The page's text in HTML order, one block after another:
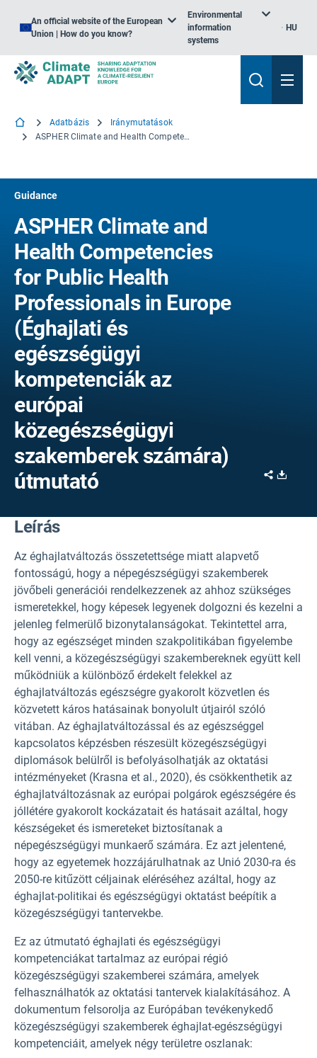
An official website of the European
Union | How do you know?
Environmental
information
systems
HU
Adatbázis
Iránymutatások
ASPHER Climate and Health Competencies for Public Health Professionals in Europe (Éghajlati és egészségügyi kompetenciák az európai közegészségügyi szakemberek számára) útmutató
Guidance
ASPHER Climate and
Health Competencies
for Public Health
Professionals in Europe
(Éghajlati és
egészségügyi
kompetenciák az
európai
közegészségügyi
szakemberek számára)
útmutató
Share
Leírás
Az éghajlatváltozás összetettsége miatt alapvető
fontosságú, hogy a népegészségügyi szakemberek
jövőbeli generációi rendelkezzenek az ahhoz szükséges
ismeretekkel, hogy képesek legyenek dolgozni és kezelni a
jelenleg felmerülő bizonytalanságokat. Tekintettel arra,
hogy az egészséget minden szakpolitikában figyelembe
kell venni, a közegészségügyi szakembereknek együtt kell
működniük a különböző érdekelt felekkel az
éghajlatváltozás egészségre gyakorolt közvetlen és
közvetett káros hatásainak bonyolult útjairól szóló
vitában. Az éghajlatváltozással és az egészséggel
kapcsolatos képzésben részesült közegészségügyi
diplomások belülről is befolyásolhatják az oktatási
intézményeket (Krasna et al., 2020), és csökkenthetik az
éghajlatváltozásnak az európai polgárok egészségére és
jóllétére gyakorolt kockázatait és hatásait azáltal, hogy
készségeket és ismereteket biztosítanak a
népegészségügyi munkaerő számára. Ez azt jelentené,
hogy az egyetemek hozzájárulhatnak az Unió 2030-ra és
2050-re kitűzött céljainak eléréséhez azáltal, hogy az
éghajlat-politikai és egészségügyi oktatást beépítik a
közegészségügyi tantervekbe.
Ez az útmutató éghajlati és egészségügyi
kompetenciákat tartalmaz az európai régió
közegészségügyi szakemberei számára, amelyek
felhasználhatók az oktatási tantervek kialakításához. A
dokumentum felsorolja az Európában tevékenykedő
közegészségügyi szakemberek éghajlat-egészségügyi
kompetenciáit, amelyek négy területre oszlanak: